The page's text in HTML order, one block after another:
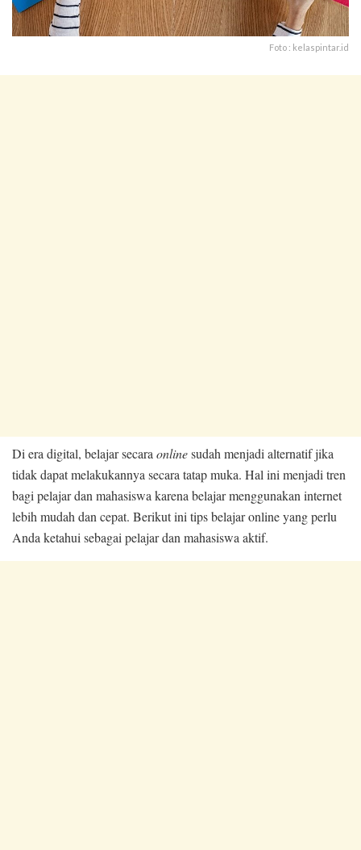
Foto : kelaspintar.id
Di era digital, belajar secara onlinesudah menjadi alternatif jika
tidak dapat melakukannya secara tatap muka. Hal ini menjadi tren
bagi pelajar dan mahasiswa karena belajar menggunakan internet
lebih mudah dan cepat. Berikut ini tips belajar online yang perlu
Anda ketahui sebagai pelajar dan mahasiswa aktif.